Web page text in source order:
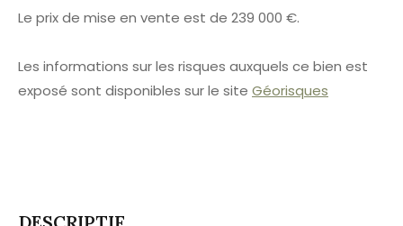
Le prix de mise en vente est de 239 000 €.
Les informations sur les risques auxquels ce bien est
exposé sont disponibles sur le site Géorisques